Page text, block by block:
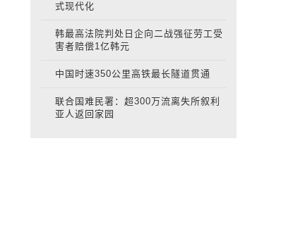
式现代化
韩最高法院判处日企向二战强征劳工受
害者赔偿1亿韩元
中国时速350公里高铁最长隧道贯通
联合国难民署：超300万流离失所叙利
亚人返回家园